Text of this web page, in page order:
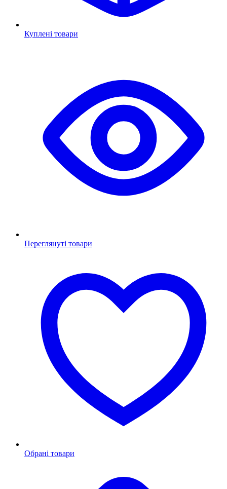
Куплені товари
Переглянуті товари
Обрані товари